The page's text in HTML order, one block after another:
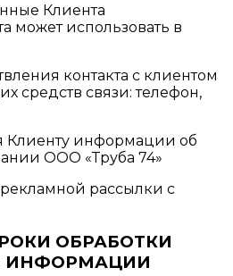
Клиента
может использовать в
контакта с клиентом
средств связи: телефон,
Клиенту информации об
ООО «Труба 74»
рассылки с
ОБРАБОТКИ
ИНФОРМАЦИИ